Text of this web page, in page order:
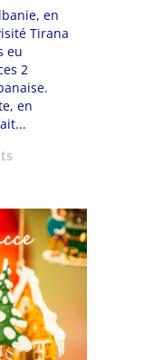
en
Tirana
eu
2
en